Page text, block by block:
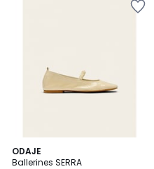
ODAJE
Ballerines SERRA